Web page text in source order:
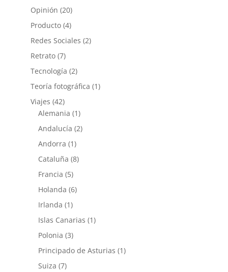
Opinión (20)
Producto(4)
Redes Sociales (2)
Retrato(7)
Tecnología (2)
Teoría fotográfica (1)
Viajes (42)
Alemania (1)
Andalucía (2)
Andorra (1)
Cataluña (8)
Francia (5)
Holanda (6)
Irlanda (1)
Islas Canarias (1)
Polonia (3)
Principado de Asturias (1)
Suiza (7)